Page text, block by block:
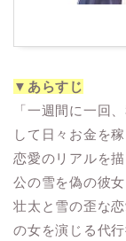
▼あらすじ
「一週間に一回
して日々お金を
恋愛のリアルを
公の雪を偽の彼
壮太と雪の歪な
の女を演じる代